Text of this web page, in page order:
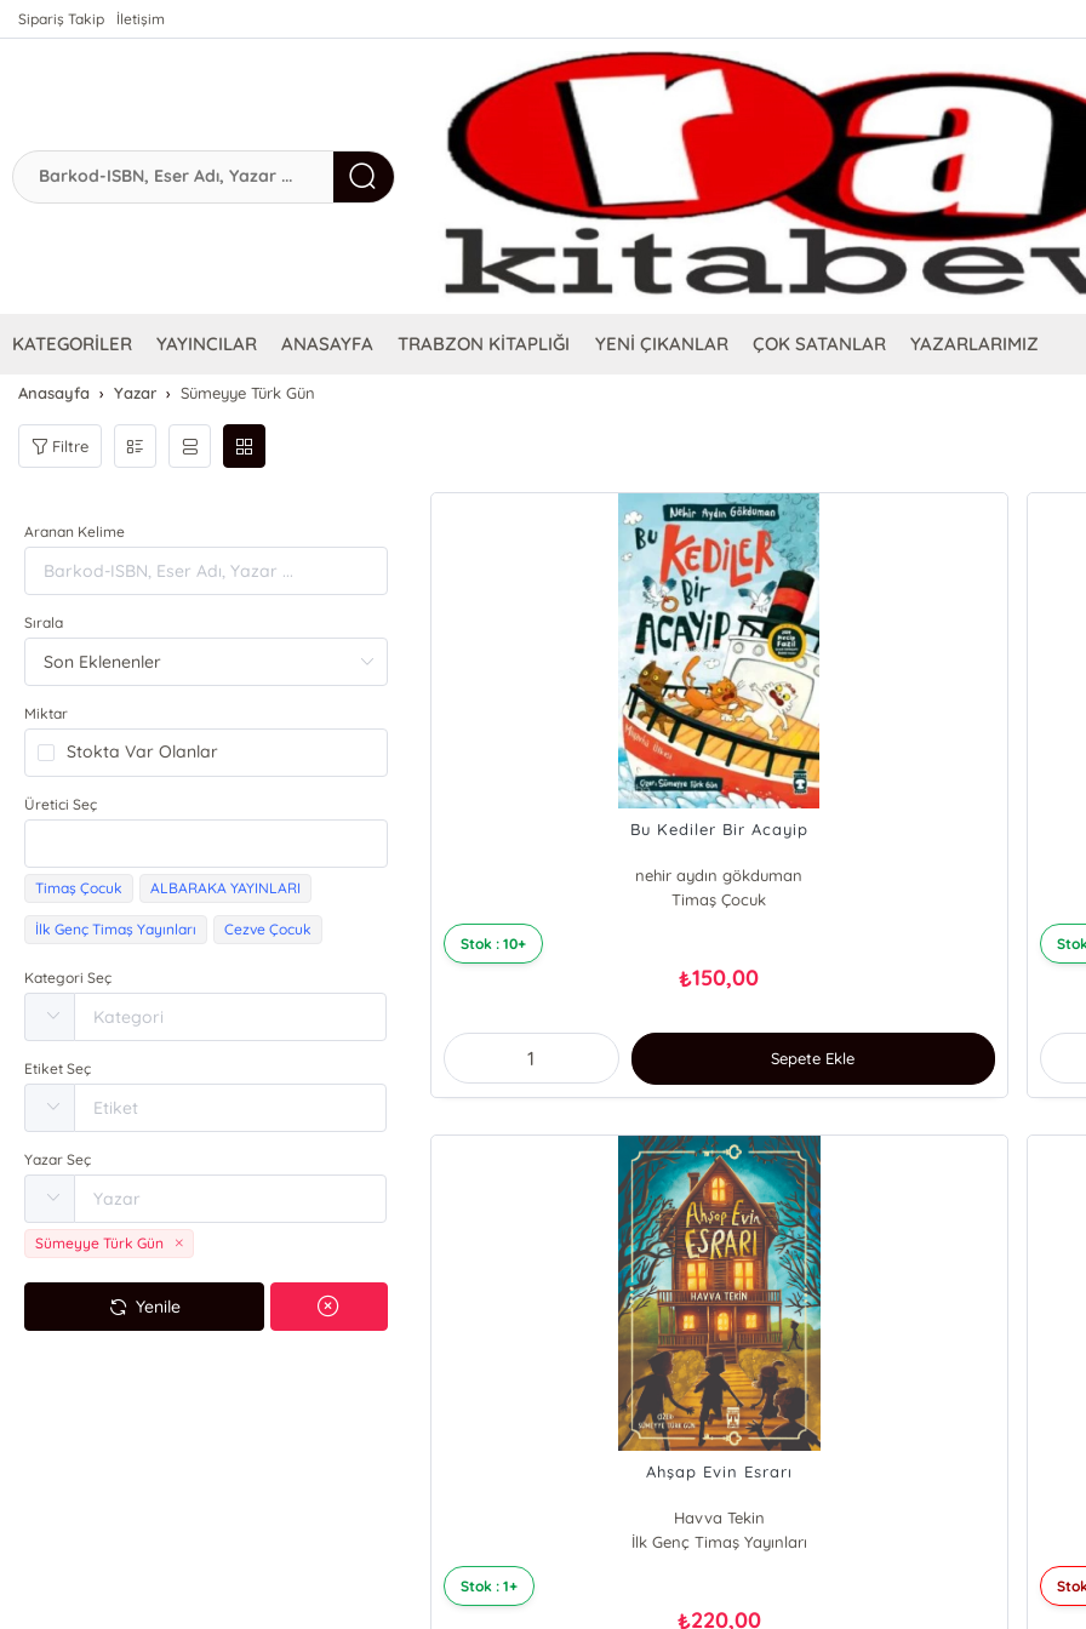
Sipariş Takip İletişim
KATEGORİLER YAYINCILAR ANASAYFA TRABZON KİTAPLIĞI YENİ ÇIKANLAR ÇOK SATANLAR YAZARLARIMIZ
Anasayfa Yazar Sümeyye Türk Gün
Filtre
Aranan Kelime
Sırala
Miktar
Stokta Var Olanlar
Üretici Seç
Timaş Çocuk ALBARAKA YAYINLARI
İlk Genç Timaş Yayınları Cezve Çocuk
Kategori Seç
Etiket Seç
Yazar Seç
Sümeyye Türk Gün
Yenile
Bu Kediler Bir Acayip
nehir aydın gökduman
Timaş Çocuk
Stok : 10+
₺150,00
Sepete Ekle
Ahşap Evin Esrarı
Havva Tekin
İlk Genç Timaş Yayınları
Stok : 1+
₺220,00